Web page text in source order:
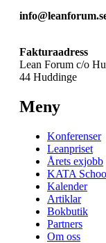
Fakturaadress
Lean Forum c/o
44 Huddinge
Meny
Konferenser
Leanpriset
Årets exjobb
KATA
Kalender
Artiklar
Bokbutik
Partners
Om oss